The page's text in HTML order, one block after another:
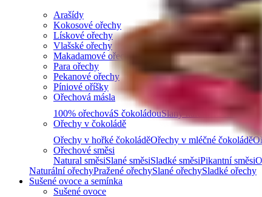
Arašídy
Kokosové ořechy
Lískové ořechy
Vlašské ořechy
Makadamové ořechy
Para ořechy
Pekanové ořechy
Píniové oříšky
Ořechová másla
100% ořechováS čokoládouSlaný karamel Ostatní
Ořechy v čokoládě
Ořechy v hořké čokoláděOřechy v mléčné čokoládě
Ořechové směsi
Natural směsiSlané směsiSladké směsiPikantní směsi
Naturální ořechyPražené ořechySlané ořechySladké ořechy
Sušené ovoce a semínka
Sušené ovoce